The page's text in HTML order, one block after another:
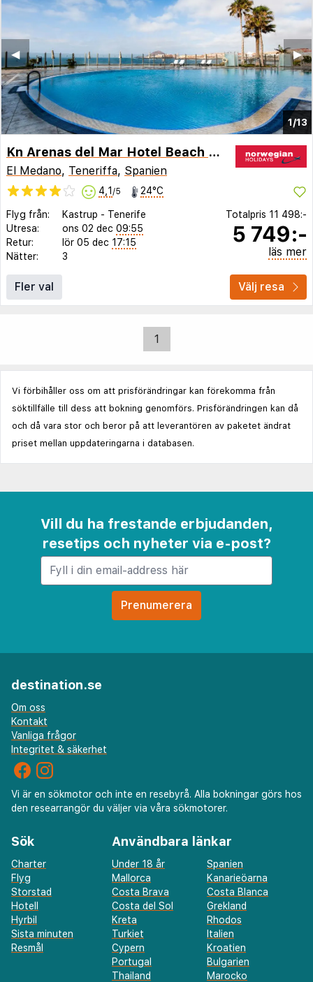
1/13
▶︎
◀︎
Kn Arenas del Mar Hotel Beach & Spa - Adult Only
El Medano, Teneriffa, Spanien
4,1 /5 24°C
Flyg från: Kastrup - Tenerife
Utresa:
ons 02 dec 09:55
Retur:
lör 05 dec 17:15
Nätter:
3
Totalpris 11 498:-
5 749:-
läs mer
Fler val Välj resa
1
Vi förbihåller oss om att prisförändringar kan förekomma från
söktillfälle till dess att bokning genomförs. Prisförändringen kan då
och då vara stor och beror på att leverantören av paketet ändrat
priset mellan uppdateringarna i databasen.
Vill du ha frestande erbjudanden,
resetips och nyheter via e-post?
destination.se
Om oss
Kontakt
Vanliga frågor
Integritet & säkerhet
Vi är en sökmotor och inte en resebyrå. Alla bokningar görs hos
den researrangör du väljer via våra sökmotorer.
Sök
Charter
Flyg
Storstad
Hotell
Hyrbil
Sista minuten
Resmål
Användbara länkar
Under 18 år
Spanien
Mallorca
Kanarieöarna
Costa Brava
Costa Blanca
Costa del Sol
Grekland
Kreta
Rhodos
Turkiet
Italien
Cypern
Kroatien
Portugal
Bulgarien
Thailand
Marocko